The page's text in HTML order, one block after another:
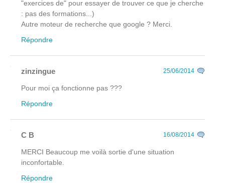
"exercices de" pour essayer de trouver ce que je cherche
: pas des formations...)
Autre moteur de recherche que google ? Merci.
Répondre
zinzingue 25/06/2014
Pour moi ça fonctionne pas ???
Répondre
C B 16/08/2014
MERCI Beaucoup me voilà sortie d'une situation
inconfortable.
Répondre